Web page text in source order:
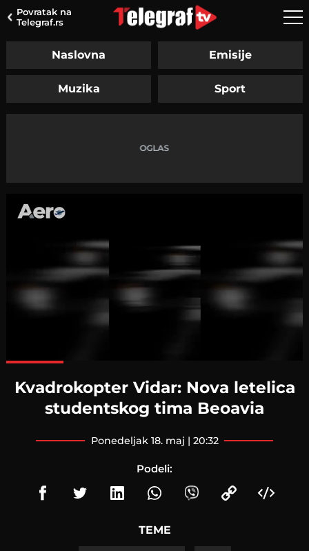
Povratak na
Telegraf.rs
Naslovna Emisije
Muzika Sport
Kvadrokopter Vidar: Nova letelica
studentskog tima Beoavia
ponedeljak 18. maj | 20:32
Podeli:
TEME